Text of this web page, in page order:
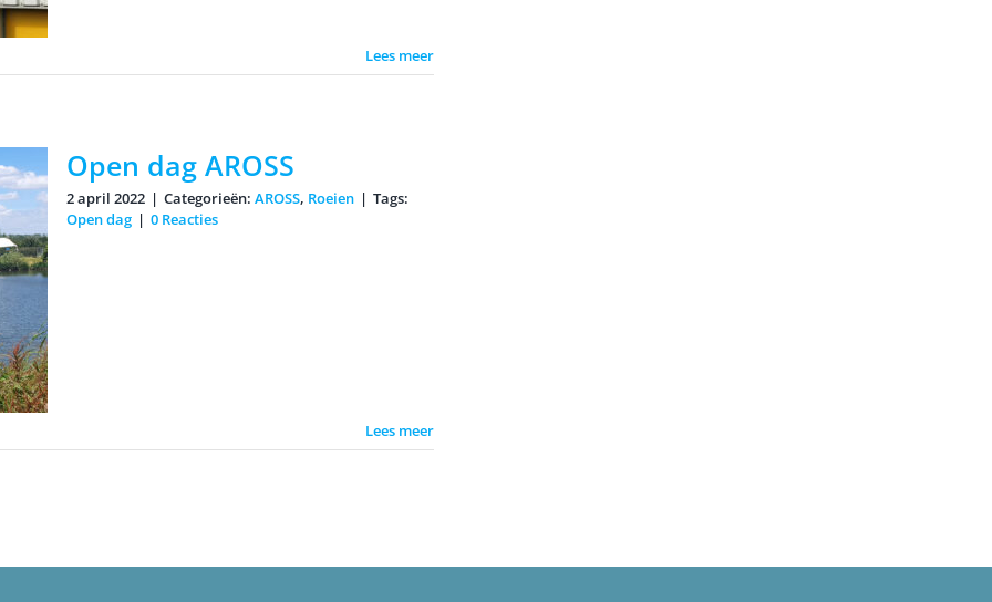
Lees meer
Open dag AROSS
2 april 2022 | Categorieën: AROSS, Roeien | Tags:
Open dag | 0 Reacties
Lees meer